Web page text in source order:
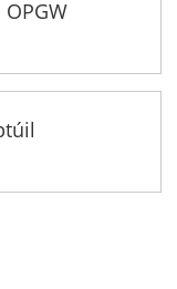
OPGW